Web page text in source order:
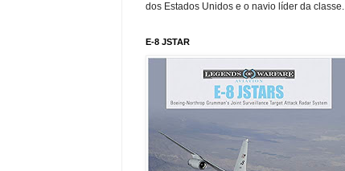
dos Estados Unidos e o navio líder da classe.
E-8 JSTAR